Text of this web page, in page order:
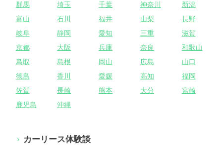
群馬
埼玉 千葉 神奈川
新潟
富山
石川 福井 山梨
長野
岐阜
静岡 愛知 三重
滋賀
京都
大阪 兵庫 奈良
和歌山
鳥取
島根 岡山 広島
山口
徳島
香川 愛媛 高知
福岡
佐賀
長崎 熊本 大分
宮崎
鹿児島
沖縄
カーリース体験談